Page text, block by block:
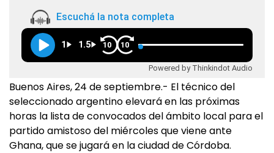
Escuchá la nota completa
1 1.5 10 10
Powered by Thinkindot Audio
Buenos Aires, 24 de septiembre.- El técnico del
seleccionado argentino elevará en las próximas
horas la lista de convocados del ámbito local para el
partido amistoso del miércoles que viene ante
Ghana, que se jugará en la ciudad de Córdoba.